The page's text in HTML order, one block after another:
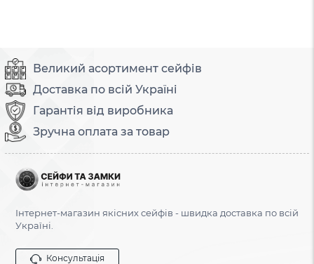
Великий асортимент сейфів
Доставка по всій Україні
Гарантія від виробника
Зручна оплата за товар
Інтернет-магазин якісних сейфів - швидка доставка по всій
Україні.
Консультація